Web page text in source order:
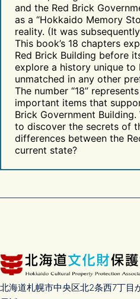
and the Red Brick
as a “Hokkaido Memory
reality. (It was
This book’s 18 chapters
Red Brick Building before
explore a history unique to
unmatched in any other
The number “18”
important items that
Brick Government
to discover the secrets of
differences between the
current state?
北海道札幌市中央区北2条西7丁目